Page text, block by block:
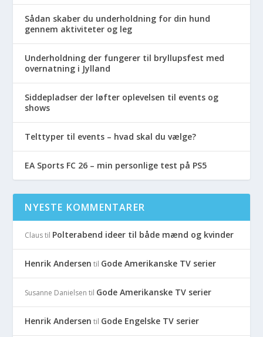
Sådan skaber du underholdning for din hund
gennem aktiviteter og leg
Underholdning der fungerer til bryllupsfest med
overnatning i Jylland
Siddepladser der løfter oplevelsen til events og
shows
Telttyper til events – hvad skal du vælge?
EA Sports FC 26 – min personlige test på PS5
NYESTE KOMMENTARER
Claustil Polterabend ideer til både mænd og kvinder
Henrik Andersen til Gode Amerikanske TV serier
Susanne Danielsen til Gode Amerikanske TV serier
Henrik Andersen til Gode Engelske TV serier